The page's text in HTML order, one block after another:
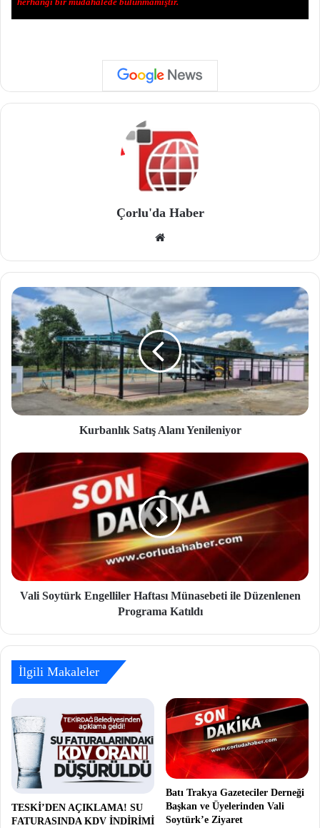
Çorlu'da Haber
site
si
Kurbanlık Satış Alanı Yenileniyor
Vali Soytürk Engelliler Haftası Münasebeti ile Düzenlenen
Programa Katıldı
İlgili Makaleler
TESKİ’DEN AÇIKLAMA! SU
FATURASINDA KDV İNDİRİMİ
Batı Trakya Gazeteciler Derneği
Başkan ve Üyelerinden Vali
Soytürk’e Ziyaret